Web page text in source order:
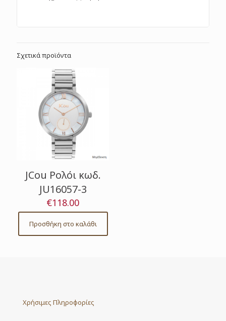
Σχετικά προϊόντα
JCou Ρολόι κωδ.
JU16057-3
€118.00
Προσθήκη στο καλάθι
Χρήσιμες Πληροφορίες